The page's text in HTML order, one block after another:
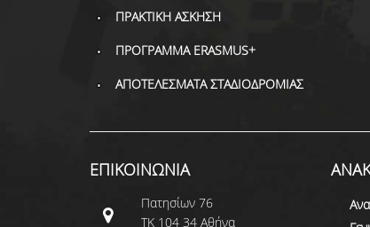
ΠΡΑΚΤΙΚΗ ΑΣΚΗΣΗ
ΠΡΟΓΡΑΜΜΑ ERASMUS+
ΑΠΟΤΕΛΕΣΜΑΤΑ ΣΤΑΔΙΟΔΡΟΜΙΑΣ
ΕΠΙΚΟΙΝΩΝΙΑ
Πατησίων 76
ΤΚ 104 34 Αθήνα